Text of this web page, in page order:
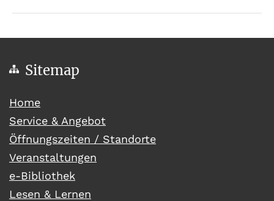
Sitemap
Home(current)
Service & Angebot
Öffnungszeiten / Standorte
Veranstaltungen
e-Bibliothek
Lesen & Lernen